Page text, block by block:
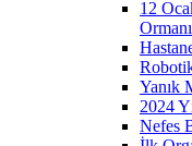
12
Ormanı
Yanık
2024
Nefes